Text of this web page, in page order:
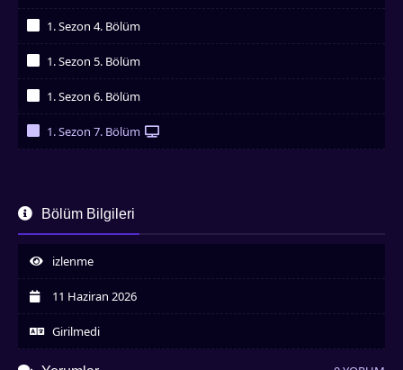
1. Sezon 4. Bölüm
1. Sezon 5. Bölüm
1. Sezon 6. Bölüm
1. Sezon 7. Bölüm
Bölüm Bilgileri
izlenme
11 Haziran 2026
Girilmedi